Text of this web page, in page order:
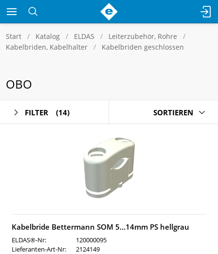
Start Katalog ELDAS
Leiterzubehör, Rohre
Kabelbriden, Kabelhalter
Kabelbriden geschlossen
OBO
FILTER (14) SORTIEREN
Kabelbride Bettermann SOM 5…14mm PS hellgrau
ELDAS®-Nr:
120000095
Lieferanten-Art-Nr:
2124149